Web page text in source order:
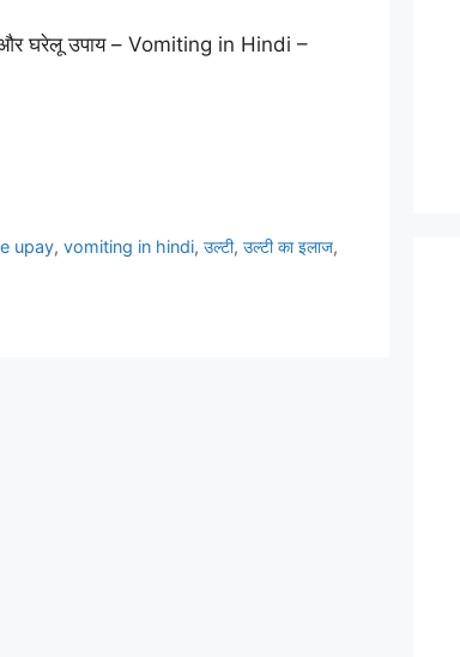
और घरेलू उपाय – Vomiting in Hindi –
upay,vomiting in hindi,उल्टी,उल्टी का इलाज,